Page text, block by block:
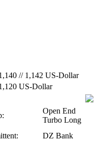
//1,142 US-Dollar
US-Dollar
Open End
Turbo Long
DZ Bank